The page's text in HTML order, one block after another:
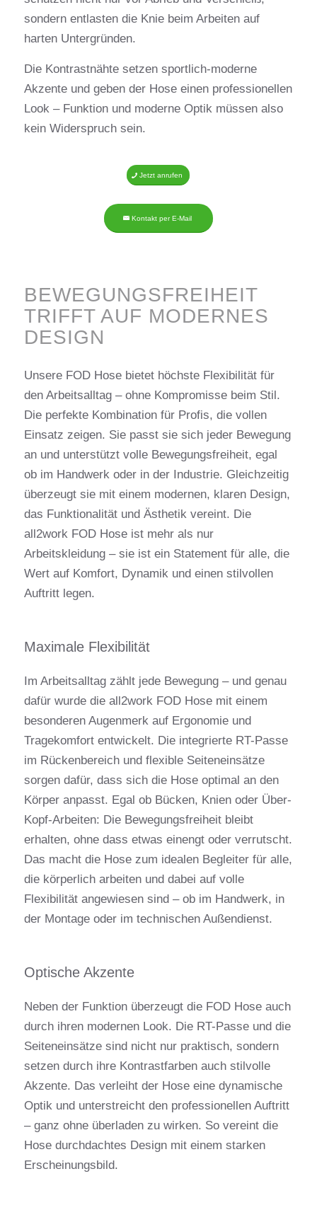
sondern entlasten die Knie beim Arbeiten auf
harten Untergründen.
Die Kontrastnähte setzen sportlich-moderne
Akzente und geben der Hose einen professionellen
Look – Funktion und moderne Optik müssen also
kein Widerspruch sein.
Jetzt anrufen
Kontakt per E-Mail
BEWEGUNGSFREIHEIT
TRIFFT AUF MODERNES
DESIGN
Unsere FOD Hose bietet höchste Flexibilität für
den Arbeitsalltag – ohne Kompromisse beim Stil.
Die perfekte Kombination für Profis, die vollen
Einsatz zeigen. Sie passt sie sich jeder Bewegung
an und unterstützt volle Bewegungsfreiheit, egal
ob im Handwerk oder in der Industrie. Gleichzeitig
überzeugt sie mit einem modernen, klaren Design,
das Funktionalität und Ästhetik vereint. Die
all2work FOD Hose ist mehr als nur
Arbeitskleidung – sie ist ein Statement für alle, die
Wert auf Komfort, Dynamik und einen stilvollen
Auftritt legen.
Maximale Flexibilität
Im Arbeitsalltag zählt jede Bewegung – und genau
dafür wurde die all2work FOD Hose mit einem
besonderen Augenmerk auf Ergonomie und
Tragekomfort entwickelt. Die integrierte RT-Passe
im Rückenbereich und flexible Seiteneinsätze
sorgen dafür, dass sich die Hose optimal an den
Körper anpasst. Egal ob Bücken, Knien oder Über-
Kopf-Arbeiten: Die Bewegungsfreiheit bleibt
erhalten, ohne dass etwas einengt oder verrutscht.
Das macht die Hose zum idealen Begleiter für alle,
die körperlich arbeiten und dabei auf volle
Flexibilität angewiesen sind – ob im Handwerk, in
der Montage oder im technischen Außendienst.
Optische Akzente
Neben der Funktion überzeugt die FOD Hose auch
durch ihren modernen Look. Die RT-Passe und die
Seiteneinsätze sind nicht nur praktisch, sondern
setzen durch ihre Kontrastfarben auch stilvolle
Akzente. Das verleiht der Hose eine dynamische
Optik und unterstreicht den professionellen Auftritt
– ganz ohne überladen zu wirken. So vereint die
Hose durchdachtes Design mit einem starken
Erscheinungsbild.